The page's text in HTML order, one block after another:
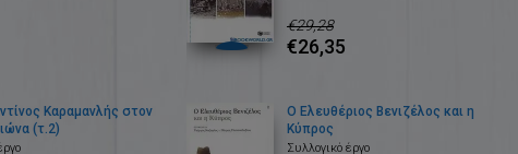
€29,28
€26,35
Καραμανλής στον
(τ.2)
Ο Ελευθέριος Βενιζέλος και η
Κύπρος
Συλλογικό έργο